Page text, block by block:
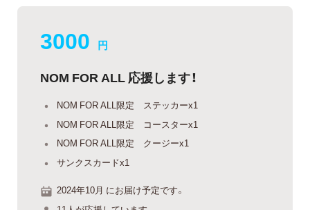
3000 円
NOM FOR ALL 応援します！
NOM FOR ALL限定 ステッカーx1
NOM FOR ALL限定 コースターx1
NOM FOR ALL限定 クージーx1
サンクスカードx1
2024年10月 にお届け予定です。